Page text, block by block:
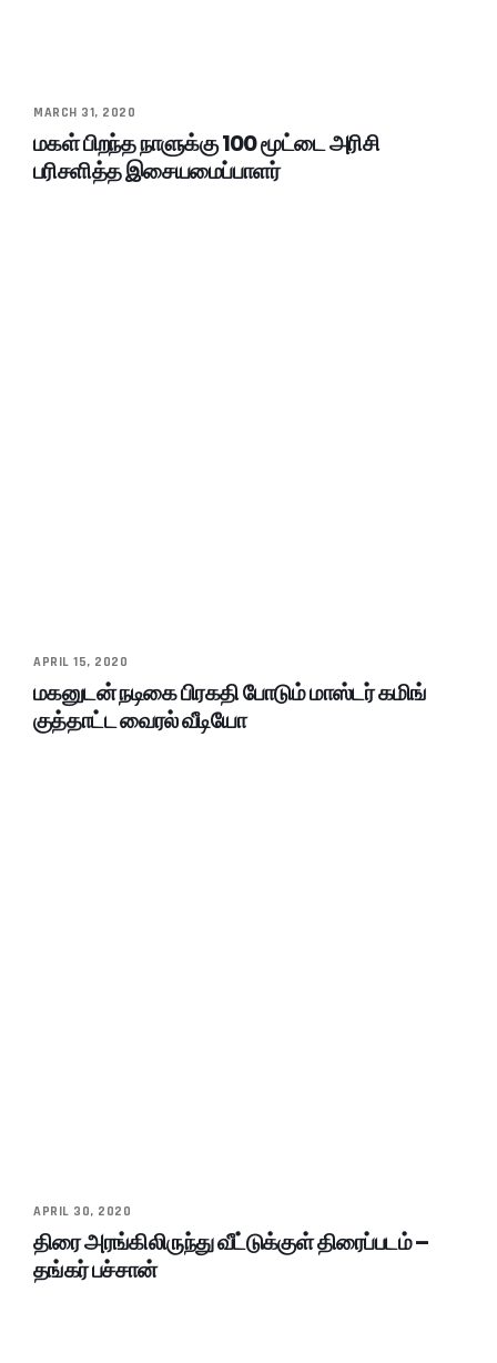
MARCH 31, 2020
மகள் பிறந்த நாளுக்கு 100 மூட்டை அரிசி
பரிசளித்த இசையமைப்பாளர்
APRIL 15, 2020
மகனுடன் நடிகை பிரகதி போடும் மாஸ்டர் கமிங்
குத்தாட்ட வைரல் வீடியோ
APRIL 30, 2020
திரை அரங்கிலிருந்து வீட்டுக்குள் திரைப்படம் –
தங்கர் பச்சான்